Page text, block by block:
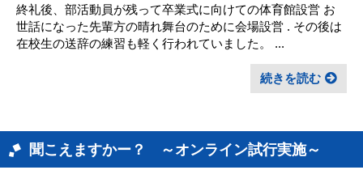
終礼後、部活動員が残って卒業式に向けての体育館設営 お
世話になった先輩方の晴れ舞台のために会場設営 . その後は
在校生の送辞の練習も軽く行われていました。 ...
続きを読む
聞こえますかー？ ～オンライン試行実施～